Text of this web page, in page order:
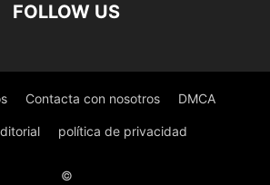
FOLLOW US
Contacta con nosotros DMCA
política de privacidad
©